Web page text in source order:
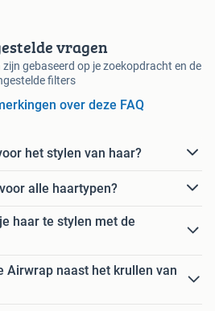
vragen
gebaseerd op je zoekopdracht en de
filters
over deze FAQ
het stylen van haar?
alle haartypen?
haar te stylen met de
Airwrap naast het krullen van